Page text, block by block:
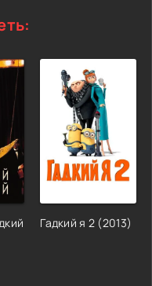
Гадкий я 2 (2013)